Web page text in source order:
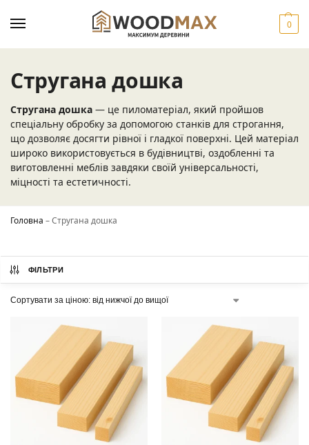
0
Стругана дошка
Стругана дошка — це пиломатеріал, який пройшов
спеціальну обробку за допомогою станків для строгання,
що дозволяє досягти рівної і гладкої поверхні. Цей матеріал
широко використовується в будівництві, оздобленні та
виготовленні меблів завдяки своїй універсальності,
міцності та естетичності.
Головна –Стругана дошка
ФІЛЬТРИ